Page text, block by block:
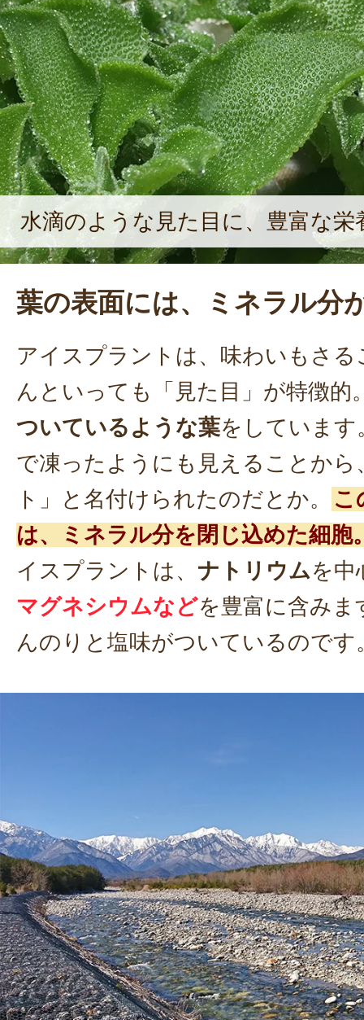
水滴のような見た目に、豊富な栄
葉の表面には、ミネラル分
アイスプラントは、味わいもさ
んといっても「見た目」が特徴的
ついているような葉をしていま
で凍ったようにも見えることか
ト」と名付けられたのだとか。
こ
は、ミネラル分を閉じ込めた細胞
イスプラントは、 ナトリウムを中
マグネシウムなどを豊富に含み
んのりと塩味がついているのです